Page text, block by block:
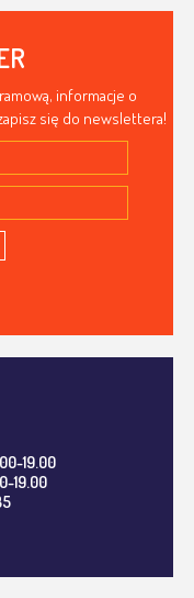
informacje o
się do newslettera!
19.00
19.00